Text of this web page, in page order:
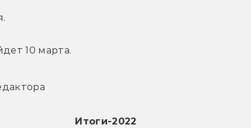
10 марта.
Итоги-2022